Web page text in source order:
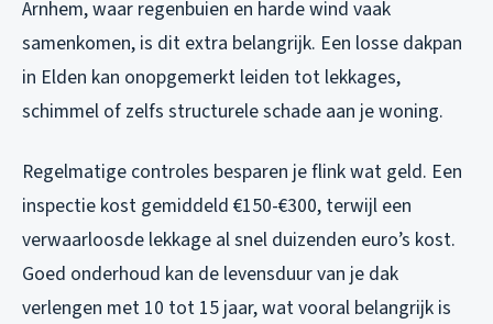
Arnhem, waar regenbuien en harde wind vaak
samenkomen, is dit extra belangrijk. Een losse dakpan
in Elden kan onopgemerkt leiden tot lekkages,
schimmel of zelfs structurele schade aan je woning.
Regelmatige controles besparen je flink wat geld. Een
inspectie kost gemiddeld €150-€300, terwijl een
verwaarloosde lekkage al snel duizenden euro’s kost.
Goed onderhoud kan de levensduur van je dak
verlengen met 10 tot 15 jaar, wat vooral belangrijk is